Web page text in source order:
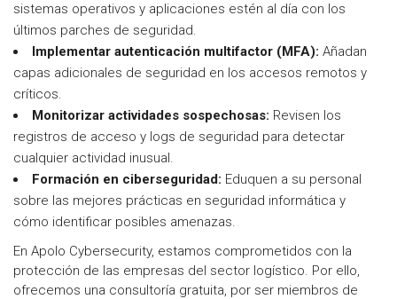
sistemas operativos y aplicaciones estén al día con los
últimos parches de seguridad.
Implementar autenticación multifactor (MFA): Añadan
capas adicionales de seguridad en los accesos remotos y
críticos.
Monitorizar actividades sospechosas: Revisen los
registros de acceso y logs de seguridad para detectar
cualquier actividad inusual.
Formación en ciberseguridad: Eduquen a su personal
sobre las mejores prácticas en seguridad informática y
cómo identificar posibles amenazas.
En Apolo Cybersecurity, estamos comprometidos con la
protección de las empresas del sector logístico. Por ello,
ofrecemos una consultoría gratuita, por ser miembros de